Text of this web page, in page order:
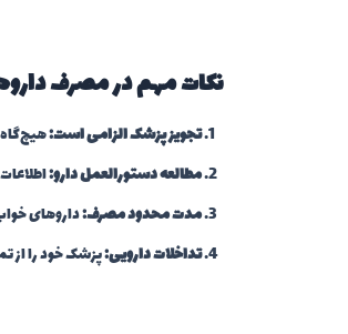
نکات مهم در مصرف
تجویز پزشک الزامی است:
مطالعه دستورالعمل دارو:
مدت محدود مصرف:داروهای
تداخلات دارویی:پزشک خود را از